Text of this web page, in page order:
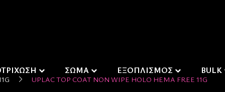
ΣΩΜΑ ΕΞΟΠΛΙΣΜΟΣ BULK
UPLAC TOP COAT NON WIPE HOLO HEMA FREE 11G